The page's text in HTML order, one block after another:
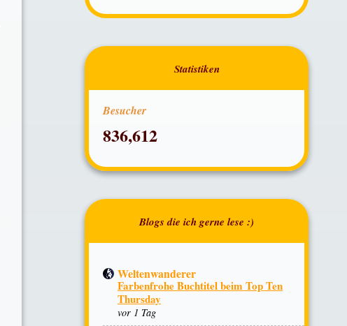
Besucher
836,612
Weltenwanderer
Farbenfrohe Buchtitel beim Top Ten
Thursday
vor 1 Tag